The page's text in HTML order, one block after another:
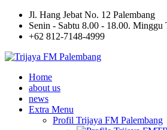
Jl. Hang Jebat No. 12 Palembang
Senin - Sabtu 8.00 - 18.00.
+62 812-7148-4999
Home
about us
news
Extra Menu
Profil Trijaya FM Palembang